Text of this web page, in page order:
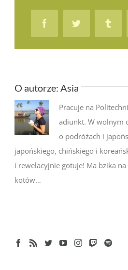
FacebookTwitter
O autorze: Asia
Pracuje na
adiunkt. W wolnym
o podróżach i
japońskiego, chińskiego i
i rewelacyjnie gotuje! Ma bzika
kotów…